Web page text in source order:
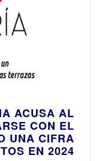
ACUSA AL
CON EL
UNA CIFRA
EN 2024